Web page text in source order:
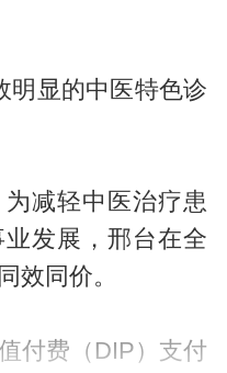
明显的中医特色诊
减轻中医治疗患
发展，邢台在全
效同价。
付费（DIP）支付